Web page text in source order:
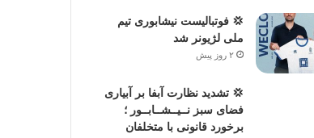
💢 فوتبالیست نیشابوری تیم
ملی لژیونر شد
۲ روز پیش
💢 تشدید نظارت آبفا بر آبیاری
فضای سبز نــیــشــابــور ؛
برخورد قانونی با متخلفان